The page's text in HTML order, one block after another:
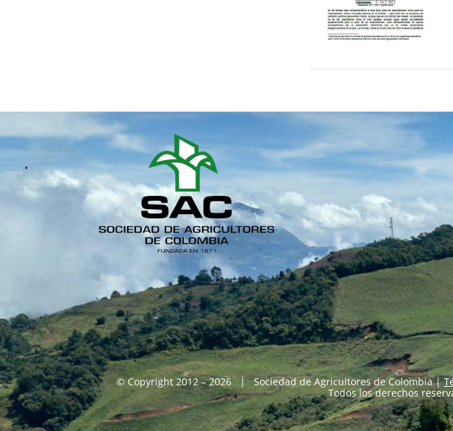
© Copyright 2012 – 2026 | Sociedad de Agricultores de Colombia |
Todos los derechos